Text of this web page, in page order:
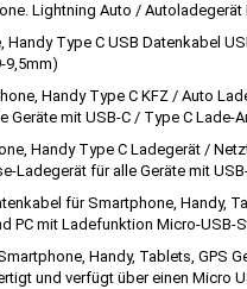
Lightning Auto /
Handy Type C USB Datenkabel
9,5mm)
Handy Type C KFZ / Auto
Geräte mit USB-C / Type C
Handy Type C Ladegerät /
Ladegerät für alle Geräte mit
für Smartphone, Handy,
PC mit Ladefunktion Micro-
Handy, Tablets, GPS
und verfügt über einen Micro